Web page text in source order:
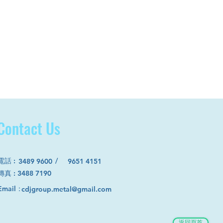
9651 4151
話 : /
：cdjgroup.metal@gmail.com
Us
3489 9600
真 : 3488 7190